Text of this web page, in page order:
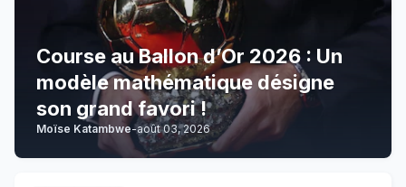
Course au Ballon d’Or 2026 : Un
modèle mathématique désigne
son grand favori !
Moïse Katambwe-août 03, 2026